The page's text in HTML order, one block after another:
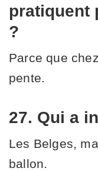
pratiquent
?
Parce que
pente.
27. Qui a
Les Belges,
ballon.